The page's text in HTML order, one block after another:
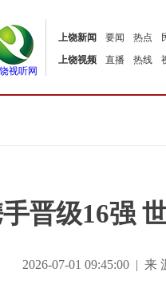
视听网
上饶新闻 要闻 热点
上饶视频
直播 热线
晋级16强
2026-07-01 09:45:00 |